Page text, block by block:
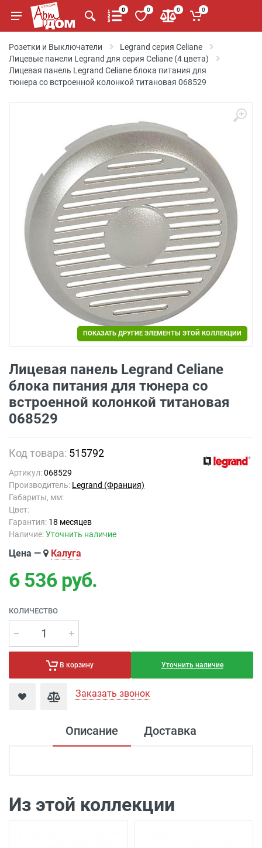
0 0 0 0
Розетки и Выключатели
Legrand серия Celiane
Лицевые панели Legrand для серия Celiane (4 цвета)
Лицевая панель Legrand Celiane блока питания для
тюнера со встроенной колонкой титановая 068529
ПОКАЗАТЬ ДРУГИЕ ЭЛЕМЕНТЫ ЭТОЙ КОЛЛЕКЦИИ
Лицевая панель Legrand Celiane
блока питания для тюнера со
встроенной колонкой титановая
068529
Код товара: 515792
Артикул:068529
Производитель: Legrand (Франция)
Габариты, мм:
Цвет:
Гарантия: 18 месяцев
Наличие:Уточнить наличие
Цена — Калуга
6 536 руб.
КОЛИЧЕСТВО
В корзину Уточнить наличие
Заказать звонок
Описание Доставка
подъезда)
Доставка г. Калуга 100 рублей (самовывоз
Из этой коллекции